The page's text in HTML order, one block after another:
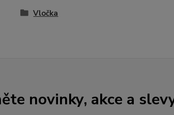
Vločka
novinky, akce a